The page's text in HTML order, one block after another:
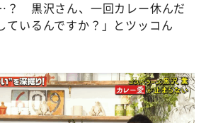
黒沢さん、一回カレー休んだ
ているんですか？」とツッコん